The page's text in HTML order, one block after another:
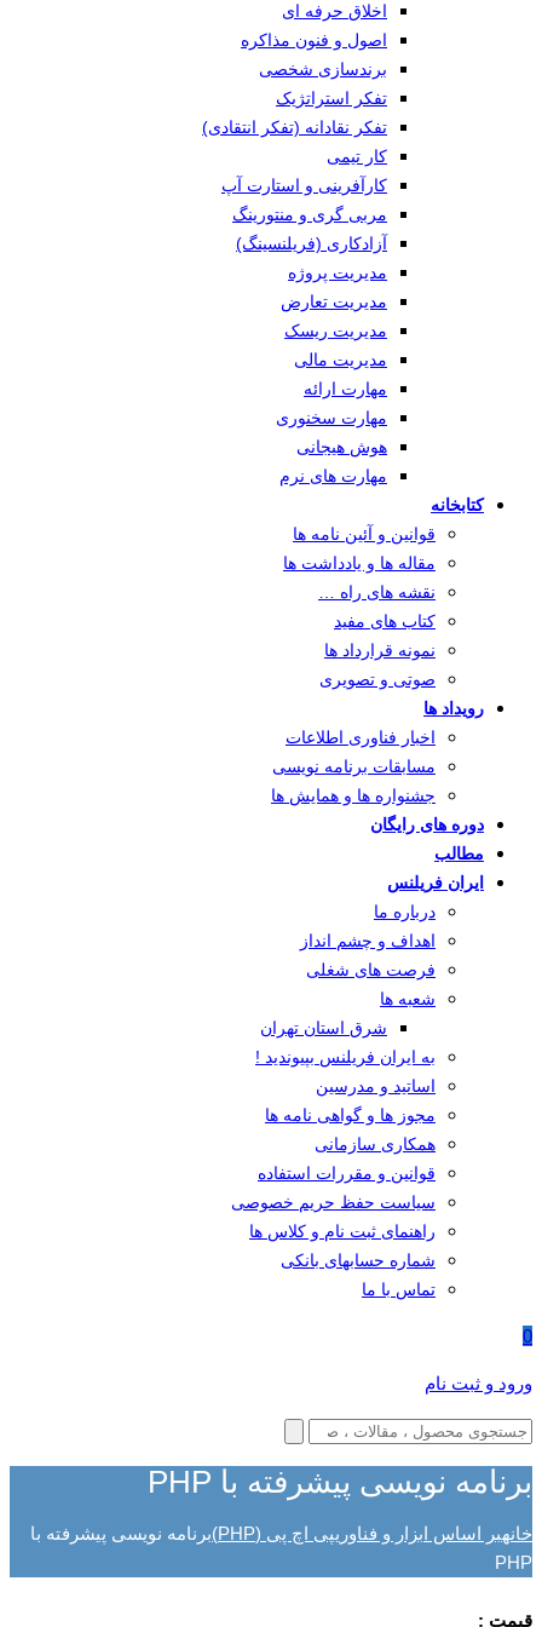
اخلاق حرفه ای
اصول و فنون مذاکره
برندسازی شخصی
تفکر استراتژیک
تفکر نقادانه (تفکر انتقادی)
کار تیمی
کارآفرینی و استارت آپ
مربی گری و منتورینگ
آزادکاری (فریلنسینگ)
مدیریت پروژه
مدیریت تعارض
مدیریت ریسک
مدیریت مالی
مهارت ارائه
مهارت سخنوری
هوش هیجانی
مهارت های نرم
کتابخانه
قوانین و آئین نامه ها
مقاله ها و یادداشت ها
نقشه های راه …
کتاب های مفید
نمونه قرارداد ها
صوتی و تصویری
رویداد ها
اخبار فناوری اطلاعات
مسابقات برنامه نویسی
جشنواره ها و همایش ها
دوره های رایگان
مطالب
ایران فریلنس
درباره ما
اهداف و چشم انداز
فرصت های شغلی
شعبه ها
شرق استان تهران
به ایران فریلنس بپیوندید !
اساتید و مدرسین
مجوز ها و گواهی نامه ها
همکاری سازمانی
قوانین و مقررات استفاده
سیاست حفظ حریم خصوصی
راهنمای ثبت نام و کلاس ها
شماره حسابهای بانکی
تماس با ما
0
ورود و ثبت نام
برنامه نویسی پیشرفته با PHP
خانهبر اساس ابزار و فناوریپی اچ پی (PHP)
برنامه نویسی پیشرفته با
PHP
قیمت :